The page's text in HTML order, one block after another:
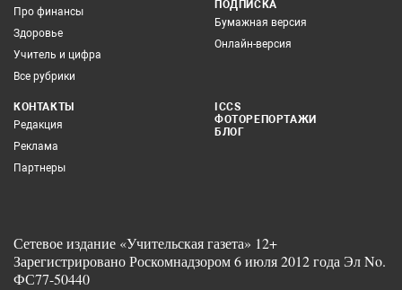
Про финансы
Здоровье
Учитель и цифра
Все рубрики
ПОДПИСКА
Бумажная версия
Онлайн-версия
КОНТАКТЫ
Редакция
Реклама
Партнеры
ICCS
ФОТОРЕПОРТАЖИ
БЛОГ
Сетевое издание «Учительская газета» 12+
Зарегистрировано Роскомнадзором 6 июля 2012 года Эл No.
ФС77-50440